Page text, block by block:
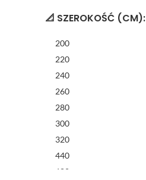
📐 SZEROKOŚĆ (CM):
200
220
240
260
280
300
320
440
680